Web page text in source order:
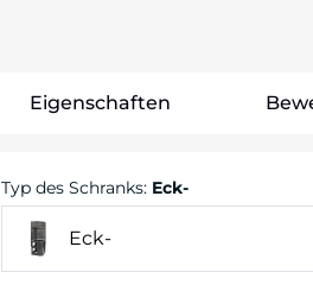
Eigenschaften
Typ des Schranks:Eck-
Eck-